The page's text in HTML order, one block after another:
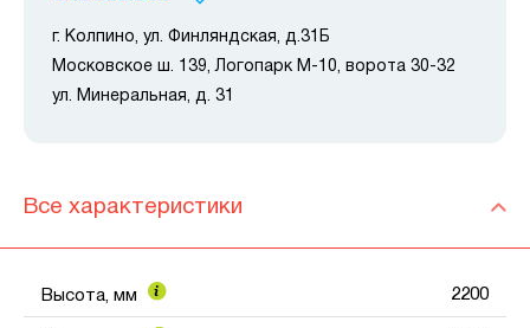
г. Колпино, ул. Финляндская, д.31Б
Московское ш. 139, Логопарк М-10, ворота 30-32
ул. Минеральная, д. 31
Все характеристики
Высота, мм 2200